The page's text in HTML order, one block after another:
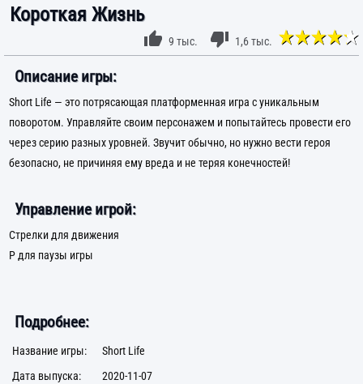
Короткая Жизнь
9 тыс. 1,6 тыс.
Описание игры:
Short Life — это потрясающая платформенная игра с уникальным
поворотом. Управляйте своим персонажем и попытайтесь провести его
через серию разных уровней. Звучит обычно, но нужно вести героя
безопасно, не причиняя ему вреда и не теряя конечностей!
Управление игрой:
Стрелки для движения
P для паузы игры
Подробнее:
Название игры:
Short Life
Дата выпуска:
2020-11-07